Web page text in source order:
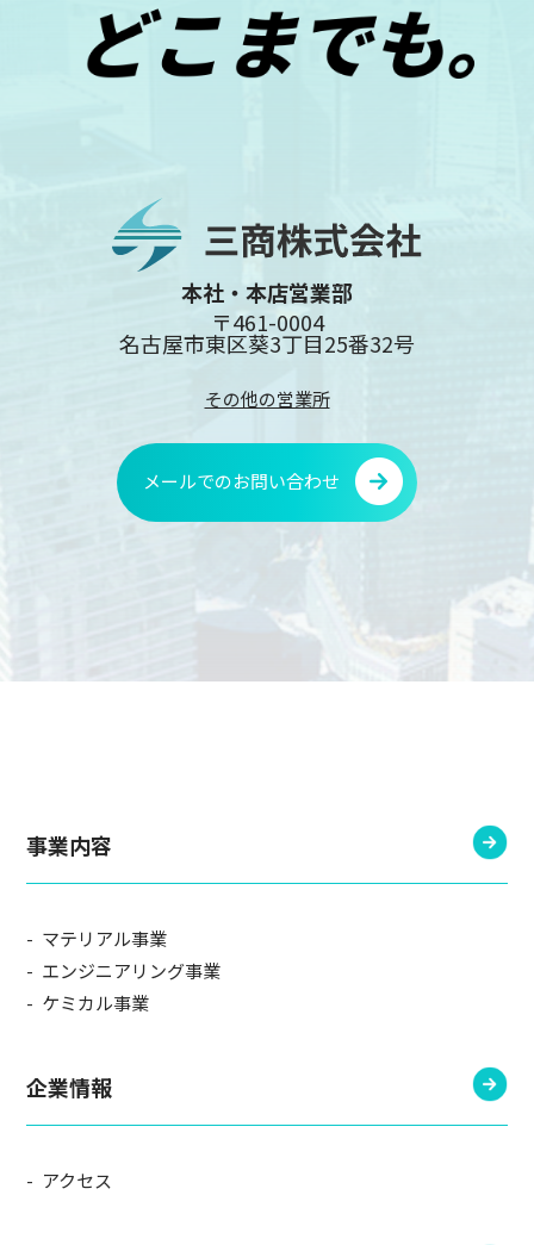
本社・本店営業部
〒461-0004
名古屋市東区葵3丁目25番32号
その他の営業所
メールでのお問い合わせ
事業内容
マテリアル事業
エンジニアリング事業
ケミカル事業
企業情報
アクセス